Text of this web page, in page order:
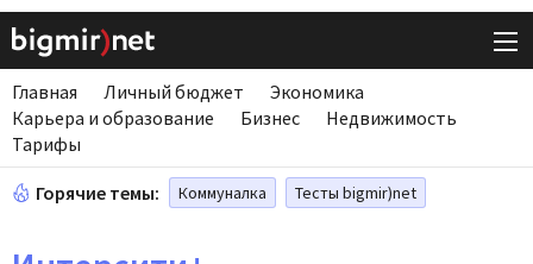
Главная Личный бюджет
Экономика
Карьера и образование
Бизнес
Недвижимость
Тарифы
Горячие темы: Коммуналка Тесты bigmir)net